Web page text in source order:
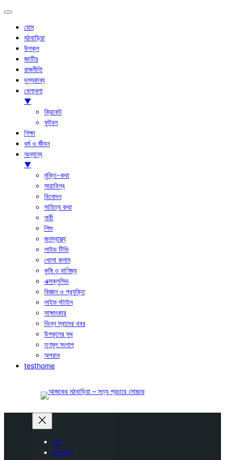
হোম
মঠবাড়িয়া
উপকূল
জাতীয়
রাজনীতি
দৃশ্যকাব্য
খেলাধুলা
▼
ক্রিকেট
ফুটবল
শিক্ষা
ধর্ম ও জীবন
অন্যান্য
▼
মুক্তি-কথা
সারাবিশ্ব
বিনোদন
সাহিত্য কথা
নারী
শিশু
জনস্বাস্থ্য
লাইভ টিভি
খোলা কলাম
কৃষি ও বাণিজ্য
এক্সক্লুসিভ
বিজ্ঞান ও প্রযুক্তি
লাইফ স্টাইল
সাক্ষাৎকার
ভিন্ন স্বাদের খবর
উপকূলের মুখ
তৃণমূল সংলাপ
অপরাধ
testhome
হোম
মঠবাড়িয়া